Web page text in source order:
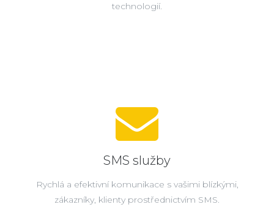
technologií.
SMS služby
Rychlá a efektivní komunikace s vašimi blízkými,
zákazníky, klienty prostřednictvím SMS.